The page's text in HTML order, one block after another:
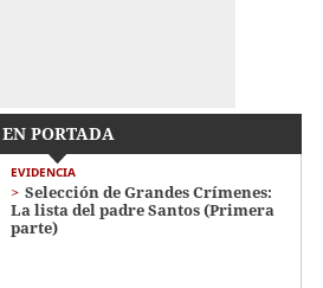
EN PORTADA
EVIDENCIA
Selección de Grandes Crímenes:
La lista del padre Santos (Primera
parte)